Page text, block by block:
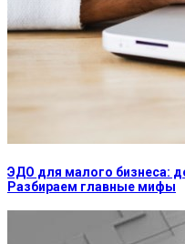
ЭДО для малого бизнеса:
Разбираем главные мифы